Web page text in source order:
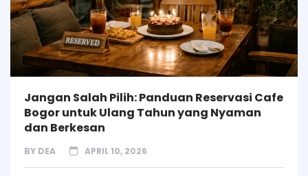
Jangan Salah Pilih: Panduan Reservasi Cafe
Bogor untuk Ulang Tahun yang Nyaman
dan Berkesan
BY DEA APRIL 10, 2026